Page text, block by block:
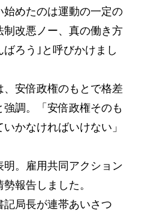
めたのは運動の一定の
改悪ノー、真の働き方
ろう｣と呼びかけまし
安倍政権のもとで格差
調。「安倍政権そのも
かなければいけない」
。雇用共同アクション
報告しました。
局長が連帯あいさつ